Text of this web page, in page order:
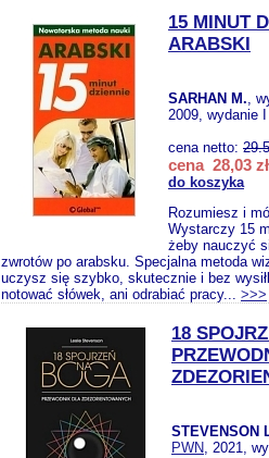
15 MINUT
ARABSKI
SARHAN M.,
2009, wydanie I
cena netto:
cena 28,03 zł
do koszyka
Rozumiesz i
Wystarczy 15
żeby nauczyć
zwrotów po arabsku. Specjalna metoda
uczysz się szybko, skutecznie i bez
notować słówek, ani odrabiać pracy... >>>
18
STEVENSON
PWN, 2021,